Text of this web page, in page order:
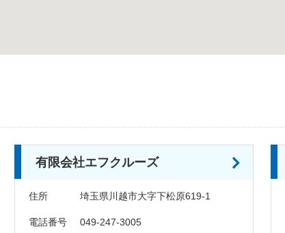
有限会社エフクルーズ
住所 埼玉県川越市大字下松原619-1
電話番号 049-247-3005